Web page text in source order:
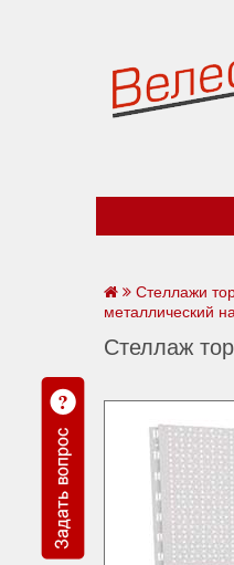
Стеллажи
металлический
Стеллаж